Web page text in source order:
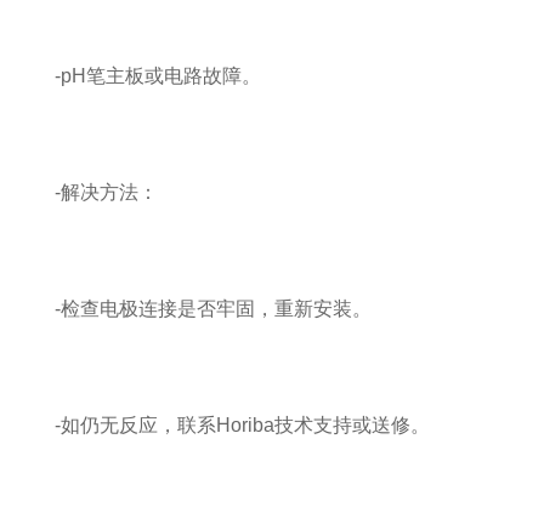
-pH笔主板或电路故障。
-解决方法：
-检查电极连接是否牢固，重新安装。
-如仍无反应，联系Horiba技术支持或送修。